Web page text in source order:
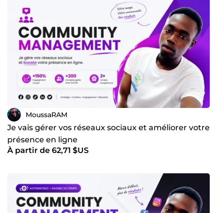
MoussaRAM
Je vais gérer vos réseaux sociaux et améliorer votre
présence en ligne
À partir de 62,71 $US